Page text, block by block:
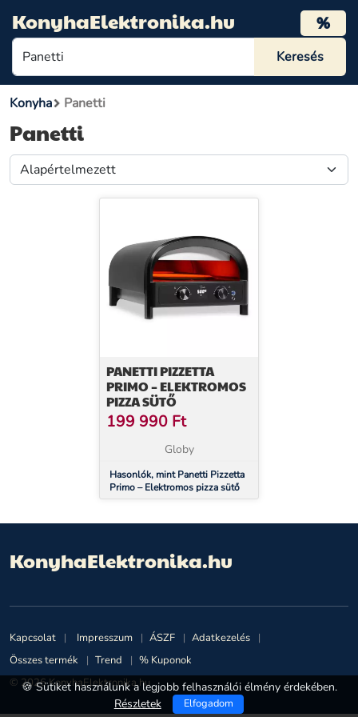
KonyhaElektronika.hu %
Konyha Panetti
Panetti
PANETTI PIZZETTA
PRIMO – ELEKTROMOS
PIZZA SÜTŐ
199 990 Ft
Globy
Hasonlók, mint Panetti Pizzetta
Primo – Elektromos pizza sütő
KonyhaElektronika.hu
Kapcsolat Impresszum ÁSZF
Adatkezelés
Összes termék
Trend
% Kuponok
© 2026 KonyhaElektronika.hu
🍪 Sütiket használunk a legjobb felhasználói élmény érdekében.
Részletek
Elfogadom